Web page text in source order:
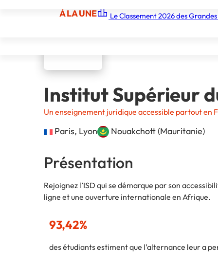
À LA UNE Le Classement 2026 des
Institut Supérieur
Un enseignement juridique accessible partout en
Paris, Lyon Nouakchott (Mauritanie)
Présentation
Rejoignez l’ISD qui se démarque par son
ligne et une ouverture internationale en Afrique.
93,42%
des étudiants estiment que l’alternance leur a